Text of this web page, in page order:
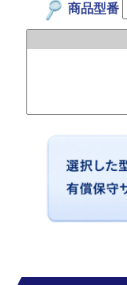
商品型番